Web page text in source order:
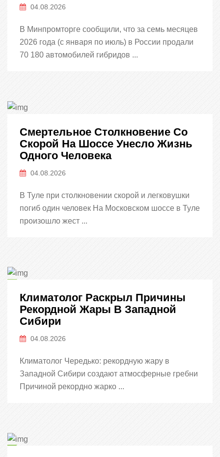
04.08.2026
В Минпромторге сообщили, что за семь месяцев
2026 года (с января по июль) в России продали
70 180 автомобилей гибридов ...
Смертельное Столкновение Со
Скорой На Шоссе Унесло Жизнь
Одного Человека
04.08.2026
В Туле при столкновении скорой и легковушки
погиб один человек На Московском шоссе в Туле
произошло жест ...
Климатолог Раскрыл Причины
Рекордной Жары В Западной
Сибири
04.08.2026
Климатолог Чередько: рекордную жару в
Западной Сибири создают атмосферные гребни
Причиной рекордно жарко ...